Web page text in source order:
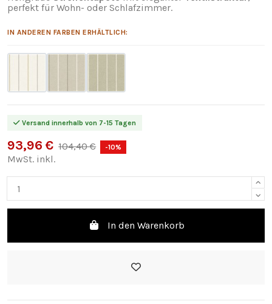
perfekt für Wohn- oder Schlafzimmer.
IN ANDEREN FARBEN ERHÄLTLICH:
Versand innerhalb von 7-15 Tagen
93,96 € 104,40 € -10%
MwSt. inkl.
In den Warenkorb